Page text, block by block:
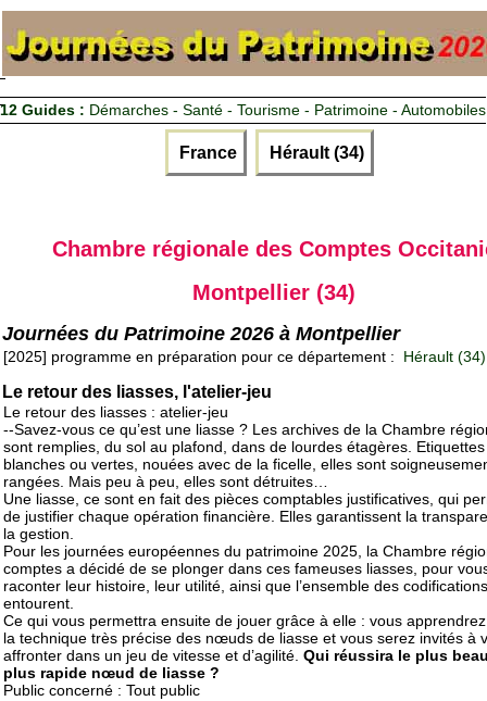
12 Guides : Démarches - Santé - Tourisme - Patrimoine - Automobiles
France Hérault (34)
Chambre régionale des Comptes
Montpellier (34)
Journées du Patrimoine 2026 à Montpellier
[2025] programme en préparation pour ce département : Hérault (34)
Le retour des liasses, l'atelier-jeu
Le retour des liasses : atelier-jeu
--Savez-vous ce qu’est une liasse ? Les archives de la Chambre
sont remplies, du sol au plafond, dans de lourdes étagères. Etiquettes
blanches ou vertes, nouées avec de la ficelle, elles sont
rangées. Mais peu à peu, elles sont détruites…
Une liasse, ce sont en fait des pièces comptables justificatives, qui
de justifier chaque opération financière. Elles garantissent la
la gestion.
Pour les journées européennes du patrimoine 2025, la Chambre
comptes a décidé de se plonger dans ces fameuses liasses, pour
raconter leur histoire, leur utilité, ainsi que l’ensemble des
entourent.
Ce qui vous permettra ensuite de jouer grâce à elle : vous
la technique très précise des nœuds de liasse et vous serez invités à
affronter dans un jeu de vitesse et d’agilité. Qui réussira le plus
plus rapide nœud de liasse ?
Public concerné : Tout public